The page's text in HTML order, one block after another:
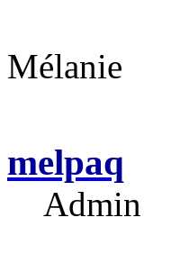
Mélanie
melpaq
Admin